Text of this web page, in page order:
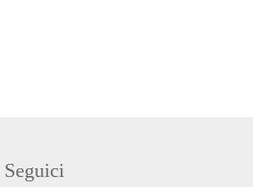
Seguici